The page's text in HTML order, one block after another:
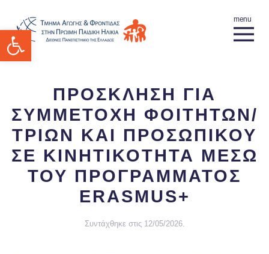
Ανοίξτε τη γραμμή εργαλείων
ΠΡΟΣΚΛΗΣΗ ΓΙΑ
ΣΥΜΜΕΤΟΧΗ ΦΟΙΤΗΤΩΝ/
ΤΡΙΩΝ ΚΑΙ ΠΡΟΣΩΠΙΚΟΥ
ΣΕ ΚΙΝΗΤΙΚΟΤΗΤΑ ΜΕΣΩ
ΤΟΥ ΠΡΟΓΡΑΜΜΑΤΟΣ
ERASMUS+
Συντάχθηκε στις 12/05/2026.